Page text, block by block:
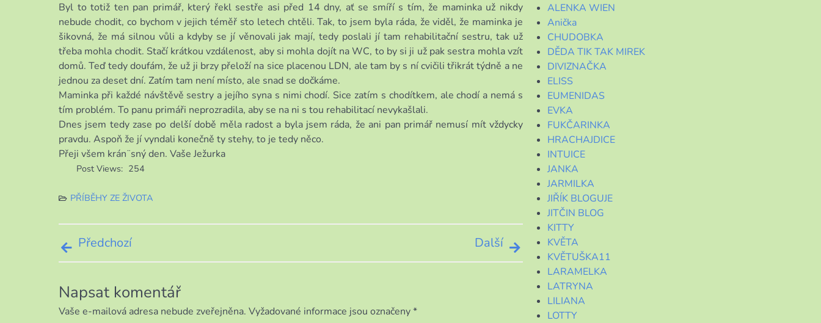
Byl to totiž ten pan primář, který řekl sestře asi před 14 dny, ať se smíří s tím, že maminka už nikdy
nebude chodit, co bychom v jejich téměř sto letech chtěli. Tak, to jsem byla ráda, že viděl, že maminka je
šikovná, že má silnou vůli a kdyby se jí věnovali jak mají, tedy poslali jí tam rehabilitační sestru, tak už
třeba mohla chodit. Stačí krátkou vzdálenost, aby si mohla dojít na WC, to by si ji už pak sestra mohla vzít
domů. Teď tedy doufám, že už ji brzy přeloží na sice placenou LDN, ale tam by s ní cvičili třikrát týdně a ne
jednou za deset dní. Zatím tam není místo, ale snad se dočkáme.
Maminka při každé návštěvě sestry a jejího syna s nimi chodí. Sice zatím s chodítkem, ale chodí a nemá s
tím problém. To panu primáři neprozradila, aby se na ni s tou rehabilitací nevykašlali.
Dnes jsem tedy zase po delší době měla radost a byla jsem ráda, že ani pan primář nemusí mít vždycky
pravdu. Aspoň že jí vyndali konečně ty stehy, to je tedy něco.
Přeji všem krán¨sný den. Vaše Ježurka
Post Views: 254
PŘÍBĚHY ZE ŽIVOTA
Navigace
příspěvek
Předchozí Další
Napsat komentář
Vaše e-mailová adresa nebude zveřejněna. Vyžadované informace jsou označeny*
ALENKA WIEN
Anička
CHUDOBKA
DĚDA TIK TAK MIREK
DIVIZNAČKA
ELISS
EUMENIDAS
EVKA
FUKČARINKA
HRACHAJDICE
INTUICE
JANKA
JARMILKA
JIŘÍK BLOGUJE
JITČIN BLOG
KITTY
KVĚTA
KVĚTUŠKA11
LARAMELKA
LATRYNA
LILIANA
LOTTY